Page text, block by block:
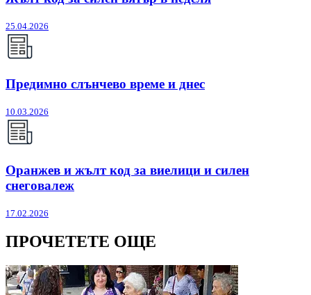
25.04.2026
Предимно слънчево време и днес
10.03.2026
Оранжев и жълт код за виелици и силен
снеговалеж
17.02.2026
ПРОЧЕТЕТЕ ОЩЕ